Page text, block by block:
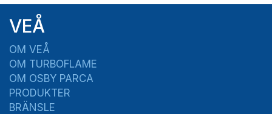
VEÅ
OM VEÅ
OM TURBOFLAME
OM OSBY PARCA
PRODUKTER
BRÄNSLE